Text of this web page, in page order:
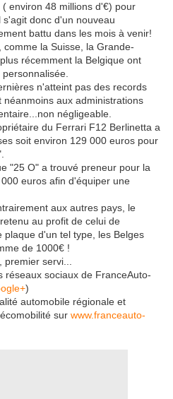
environ 48 millions d'€) pour
donc d'un nouveau
battu dans les mois à venir!
la Suisse, la Grande-
récemment la Belgique ont
n'atteint pas des records
aux administrations
négligeable.
du Ferrari F12 Berlinetta a
soit environ 129 000 euros pour
"25 O" a trouvé preneur pour la
euros afin d'équiper une
aux autres pays, le
au profit de celui de
d'un tel type, les Belges
de 1000€ !
servi...
réseaux sociaux de FranceAuto-
)
automobile régionale et
sur www.franceauto-